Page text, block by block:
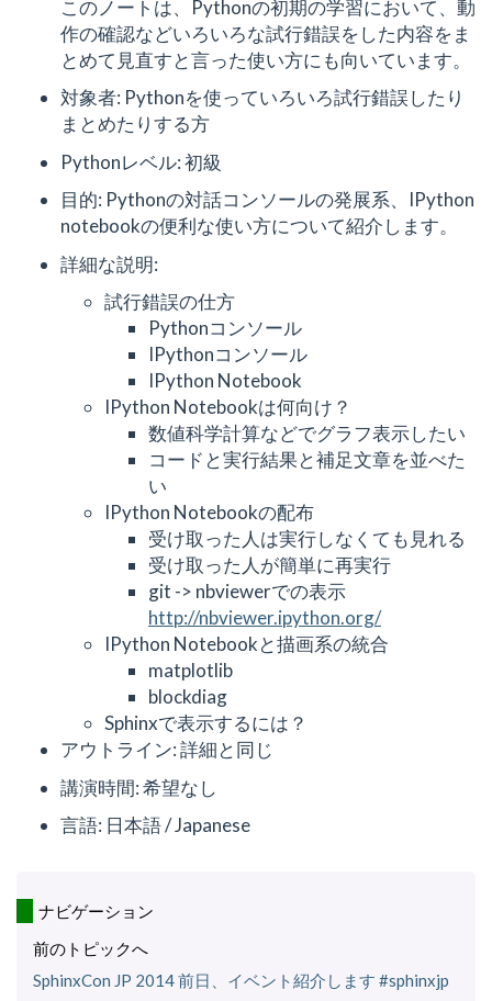
このノートは、Pythonの初期の学習において、動
作の確認などいろいろな試行錯誤をした内容をま
とめて見直すと言った使い方にも向いています。
対象者: Pythonを使っていろいろ試行錯誤したり
まとめたりする方
Pythonレベル: 初級
目的: Pythonの対話コンソールの発展系、IPython
notebookの便利な使い方について紹介します。
詳細な説明:
試行錯誤の仕方
Pythonコンソール
IPythonコンソール
IPython Notebook
IPython Notebookは何向け？
数値科学計算などでグラフ表示したい
コードと実行結果と補足文章を並べた
い
IPython Notebookの配布
受け取った人は実行しなくても見れる
受け取った人が簡単に再実行
git -> nbviewerでの表示
http://nbviewer.ipython.org/
IPython Notebookと描画系の統合
matplotlib
blockdiag
Sphinxで表示するには？
アウトライン: 詳細と同じ
講演時間: 希望なし
言語: 日本語 / Japanese
ナビゲーション
前のトピックへ
SphinxCon JP 2014 前日、イベント紹介します #sphinxjp